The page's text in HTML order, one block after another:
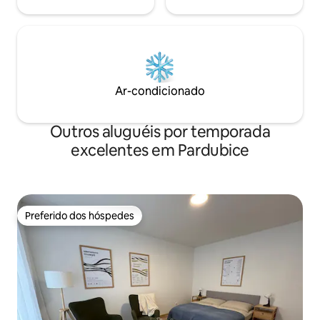
Ar-condicionado
Outros aluguéis por temporada
excelentes em Pardubice
Preferido dos hóspedes
Preferido dos hóspedes